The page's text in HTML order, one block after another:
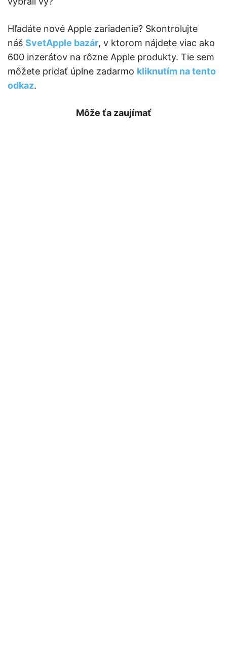
Hľadáte nové Apple zariadenie? Skontrolujte
náš SvetApple bazár, v ktorom nájdete viac ako
600 inzerátov na rôzne Apple produkty. Tie sem
môžete pridať úplne zadarmo kliknutím na tento
odkaz.
Môže ťa zaujímať